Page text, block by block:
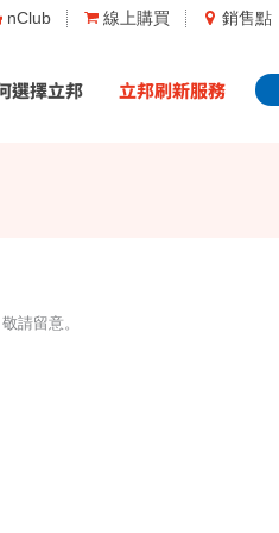
nClub 線上購買 銷售點
選擇立邦 立邦刷新服務
請留意。